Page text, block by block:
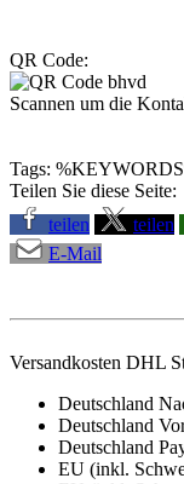
QR Code:
Scannen um die
Tags:
Teilen Sie diese Seite:
teilen
teilen
E-Mail
Versandkosten DHL
Deutschland
Deutschland
Deutschland
EU (inkl.